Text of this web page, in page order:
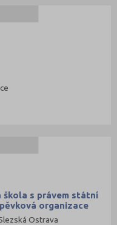
škola s právem státní
organizace
Ostrava